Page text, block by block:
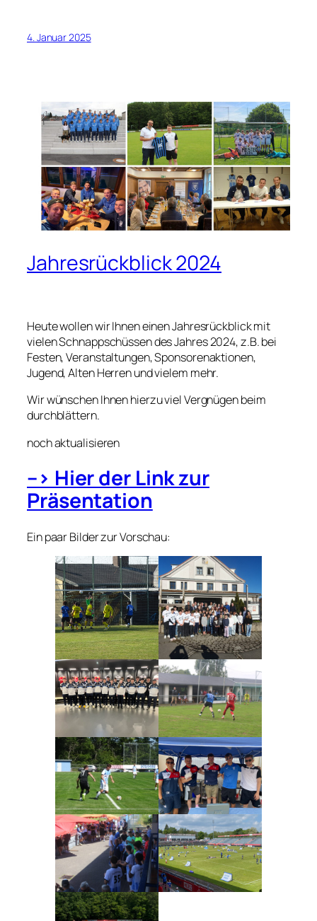
4. Januar 2025
Jahresrückblick 2024
Heute wollen wir Ihnen einen Jahresrückblick mit
vielen Schnappschüssen des Jahres 2024, z.B. bei
Festen, Veranstaltungen, Sponsorenaktionen,
Jugend, Alten Herren und vielem mehr.
Wir wünschen Ihnen hierzu viel Vergnügen beim
durchblättern.
noch aktualisieren
–> Hier der Link zur
Präsentation
Ein paar Bilder zur Vorschau: